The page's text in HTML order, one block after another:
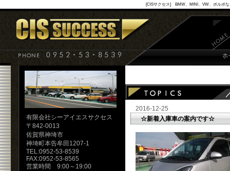
[CISサクセス] BMW、MINI、VW、ボルボな
有限会社シーアイエスサクセス
〒842-0013
佐賀県神埼市
神埼町本告牟田1207-1
TEL:0952-53-8539
FAX:0952-53-8565
営業時間 9:00～19:00
2016-12-25
☆新着入庫車の案内です☆